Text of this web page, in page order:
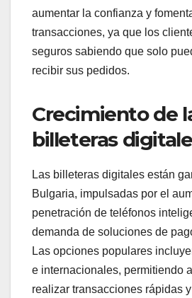
aumentar la confianza y
transacciones, ya que los
seguros sabiendo que solo
recibir sus pedidos.
Crecimiento de
billeteras
Las billeteras digitales están
Bulgaria, impulsadas por el
penetración de teléfonos
demanda de soluciones de
Las opciones populares
e internacionales, permitiendo
realizar transacciones rápidas